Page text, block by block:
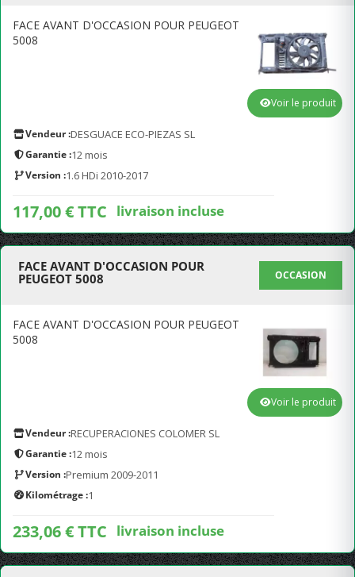
FACE AVANT D'OCCASION POUR PEUGEOT
5008
Vendeur :DESGUACE ECO-PIEZAS SL
Garantie :12 mois
Version :1.6 HDi 2010-2017
117,00 € TTC livraison incluse
Voir le produit
FACE AVANT D'OCCASION POUR
PEUGEOT 5008
OCCASION
FACE AVANT D'OCCASION POUR PEUGEOT
5008
Vendeur :RECUPERACIONES COLOMER SL
Garantie :12 mois
Version :Premium 2009-2011
Kilométrage :1
233,06 € TTC livraison incluse
Voir le produit